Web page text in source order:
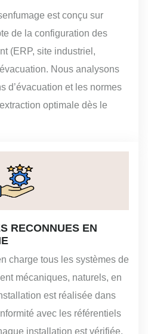
est conçu sur
de la configuration des
(ERP, site industriel,
Nous analysons
d’évacuation et les normes
optimale dès le
RECONNUES EN
charge tous les systèmes de
mécaniques, naturels, en
est réalisée dans
avec les référentiels
installation est vérifiée,